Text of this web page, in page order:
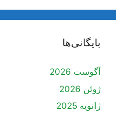
بایگانی‌ها
آگوست 2026
ژوئن 2026
ژانویه 2025